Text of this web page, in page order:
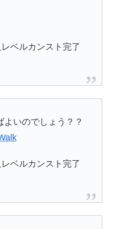
ベルカンスト完了
いのでしょう？？
ベルカンスト完了